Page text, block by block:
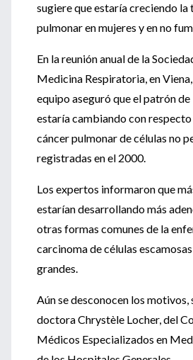
sugiere que estaría creciendo la
pulmonar en mujeres y en no
En la reunión anual de la
Medicina Respiratoria, en
equipo aseguró que el patrón
estaría cambiando con respecto
cáncer pulmonar de células no
registradas en el 2000.
Los expertos informaron que
estarían desarrollando más
otras formas comunes de la
carcinoma de células
grandes.
Aún se desconocen los motivos,
doctora Chrystèle Locher, del
Médicos Especializados en